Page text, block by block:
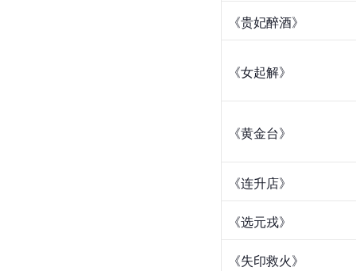
《贵妃醉酒》
《女起解》
《黄金台》
《连升店》
《选元戎》
《失印救火》